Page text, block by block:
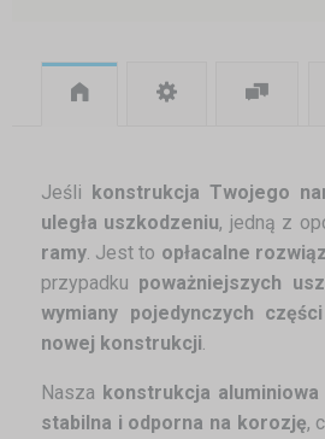
Jeśli konstrukcja Twojego
uległa uszkodzeniu, jedną z
ramy . Jest to opłacalne
przypadku poważniejszych
wymiany pojedynczych
nowej konstrukcji
Nasza konstrukcja aluminiowa
stabilna i odporna na korozję,